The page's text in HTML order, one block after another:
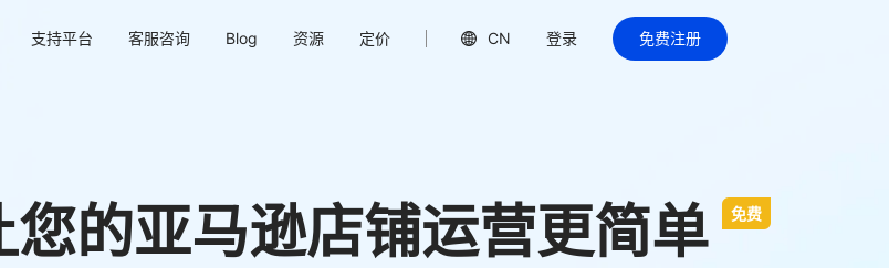
支持平台 客服咨询 Blog 资源 定价 CN 登录 免费注册
的亚马逊店铺运营更简单 免费